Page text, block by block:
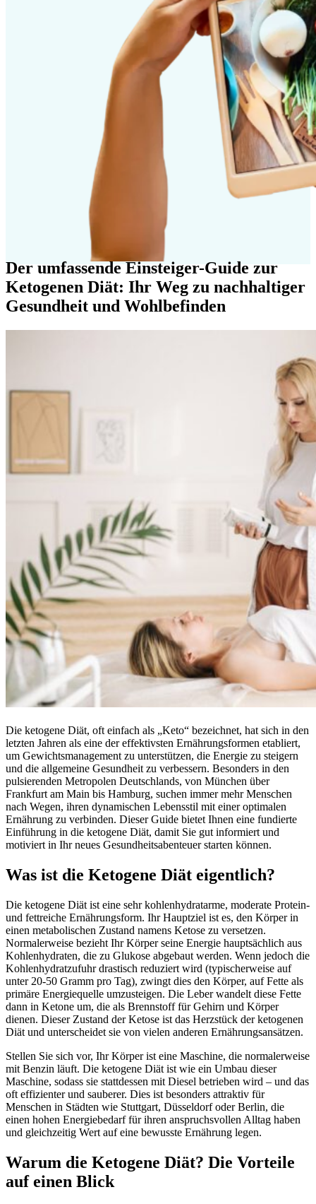
Der umfassende Einsteiger-Guide zur
Ketogenen Diät: Ihr Weg zu nachhaltiger
Gesundheit und Wohlbefinden
Die ketogene Diät, oft einfach als „Keto“ bezeichnet, hat sich in den
letzten Jahren als eine der effektivsten Ernährungsformen etabliert,
um Gewichtsmanagement zu unterstützen, die Energie zu steigern
und die allgemeine Gesundheit zu verbessern. Besonders in den
pulsierenden Metropolen Deutschlands, von München über
Frankfurt am Main bis Hamburg, suchen immer mehr Menschen
nach Wegen, ihren dynamischen Lebensstil mit einer optimalen
Ernährung zu verbinden. Dieser Guide bietet Ihnen eine fundierte
Einführung in die ketogene Diät, damit Sie gut informiert und
motiviert in Ihr neues Gesundheitsabenteuer starten können.
Was ist die Ketogene Diät eigentlich?
Die ketogene Diät ist eine sehr kohlenhydratarme, moderate Protein-
und fettreiche Ernährungsform. Ihr Hauptziel ist es, den Körper in
einen metabolischen Zustand namens Ketose zu versetzen.
Normalerweise bezieht Ihr Körper seine Energie hauptsächlich aus
Kohlenhydraten, die zu Glukose abgebaut werden. Wenn jedoch die
Kohlenhydratzufuhr drastisch reduziert wird (typischerweise auf
unter 20-50 Gramm pro Tag), zwingt dies den Körper, auf Fette als
primäre Energiequelle umzusteigen. Die Leber wandelt diese Fette
dann in Ketone um, die als Brennstoff für Gehirn und Körper
dienen. Dieser Zustand der Ketose ist das Herzstück der ketogenen
Diät und unterscheidet sie von vielen anderen Ernährungsansätzen.
Stellen Sie sich vor, Ihr Körper ist eine Maschine, die normalerweise
mit Benzin läuft. Die ketogene Diät ist wie ein Umbau dieser
Maschine, sodass sie stattdessen mit Diesel betrieben wird – und das
oft effizienter und sauberer. Dies ist besonders attraktiv für
Menschen in Städten wie Stuttgart, Düsseldorf oder Berlin, die
einen hohen Energiebedarf für ihren anspruchsvollen Alltag haben
und gleichzeitig Wert auf eine bewusste Ernährung legen.
Warum die Ketogene Diät? Die Vorteile
auf einen Blick